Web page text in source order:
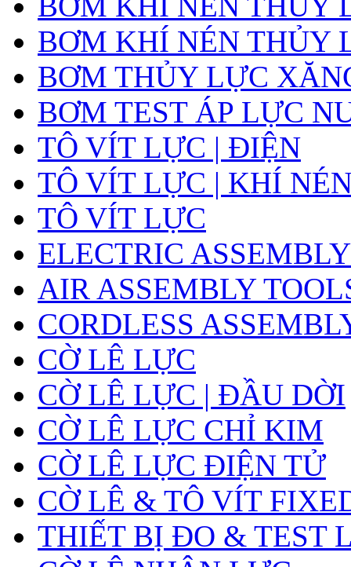
BƠM KHÍ NÉN THỦY
BƠM THỦY LỰC
BƠM TEST ÁP LỰC
TÔ VÍT LỰC | ĐIỆN
TÔ VÍT LỰC | KHÍ
TÔ VÍT LỰC
ELECTRIC
AIR ASSEMBLY
CORDLESS
CỜ LÊ LỰC
CỜ LÊ LỰC | ĐẦU DỜI
CỜ LÊ LỰC CHỈ KIM
CỜ LÊ LỰC ĐIỆN TỬ
CỜ LÊ & TÔ VÍT
THIẾT BỊ ĐO & TEST